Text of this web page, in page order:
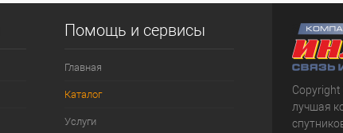
Помощь и сервисы
Главная
Каталог
Услуги
лучшая